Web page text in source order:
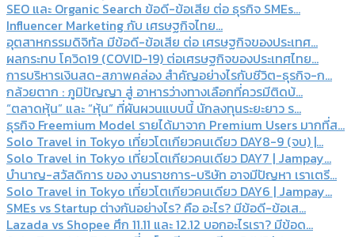
SEO และ Organic Search ข้อดี-ข้อเสีย ต่อ ธุรกิจ SMEs...
Influencer Marketing กับ เศรษฐกิจไทย...
อุตสาหกรรมดิจิทัล มีข้อดี-ข้อเสีย ต่อ เศรษฐกิจของประเทศ...
ผลกระทบ โควิด19 (COVID-19) ต่อเศรษฐกิจของประเทศไทย...
การบริหารเงินสด-สภาพคล่อง สำคัญอย่างไรกับชีวิต-ธุรกิจ-ก...
กล้วยตาก : ภูมิปัญญา สู่ อาหารว่างทางเลือกที่ควรมีติดบ้...
“ตลาดหุ้น” และ “หุ้น” ที่ผันผวนแบบนี้ นักลงทุนระยะยาว ร...
ธุรกิจ Freemium Model รายได้มาจาก Premium Users มากที่ส...
Solo Travel in Tokyo เที่ยวโตเกียวคนเดียว DAY8-9 (จบ) |...
Solo Travel in Tokyo เที่ยวโตเกียวคนเดียว DAY7 | Jampay...
บำนาญ-สวัสดิการ ของ งานราชการ-บริษัท อาจมีปัญหา เราเตรี...
Solo Travel in Tokyo เที่ยวโตเกียวคนเดียว DAY6 | Jampay...
SMEs vs Startup ต่างกันอย่างไร? คือ อะไร? มีข้อดี-ข้อเส...
Lazada vs Shopee ศึก 11.11 และ 12.12 บอกอะไรเรา? มีข้อด...